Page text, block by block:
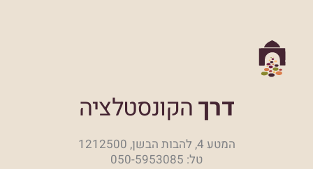
דרךהקונסטלציה
המטע 4, להבות הבשן, 1212500
טל: 050-5953085